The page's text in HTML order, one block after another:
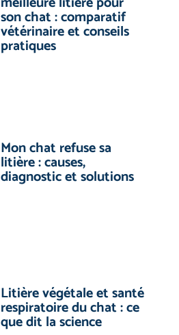
son chat : comparatif
vétérinaire et conseils
pratiques
Mon chat refuse sa
litière : causes,
diagnostic et solutions
Litière végétale et santé
respiratoire du chat : ce
que dit la science